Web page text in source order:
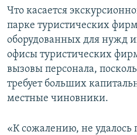
Что касается
парке туристических
оборудованных для нужд
офисы туристических
вызовы персонала,
требует больших
местные чиновники.
«К сожалению, не удалось